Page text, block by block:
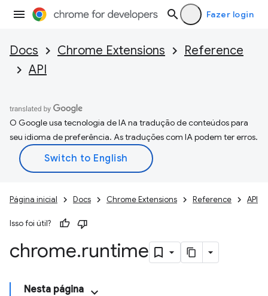
Fazer login
Docs Chrome Extensions
Reference
API
O Google usa tecnologia de IA na tradução de conteúdos para
seu idioma de preferência. As traduções com IA podem ter erros.
Página inicial Docs Chrome Extensions Reference API
Isso foi útil?
chrome.runtime
Nesta página